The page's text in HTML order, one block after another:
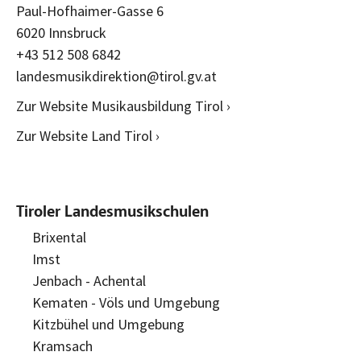
Paul-Hofhaimer-Gasse 6
6020 Innsbruck
+43 512 508 6842
landesmusikdirektion@tirol.gv.at
Zur Website Musikausbildung Tirol ›
Zur Website Land Tirol ›
Tiroler Landesmusikschulen
Brixental
Imst
Jenbach - Achental
Kematen - Völs und Umgebung
Kitzbühel und Umgebung
Kramsach